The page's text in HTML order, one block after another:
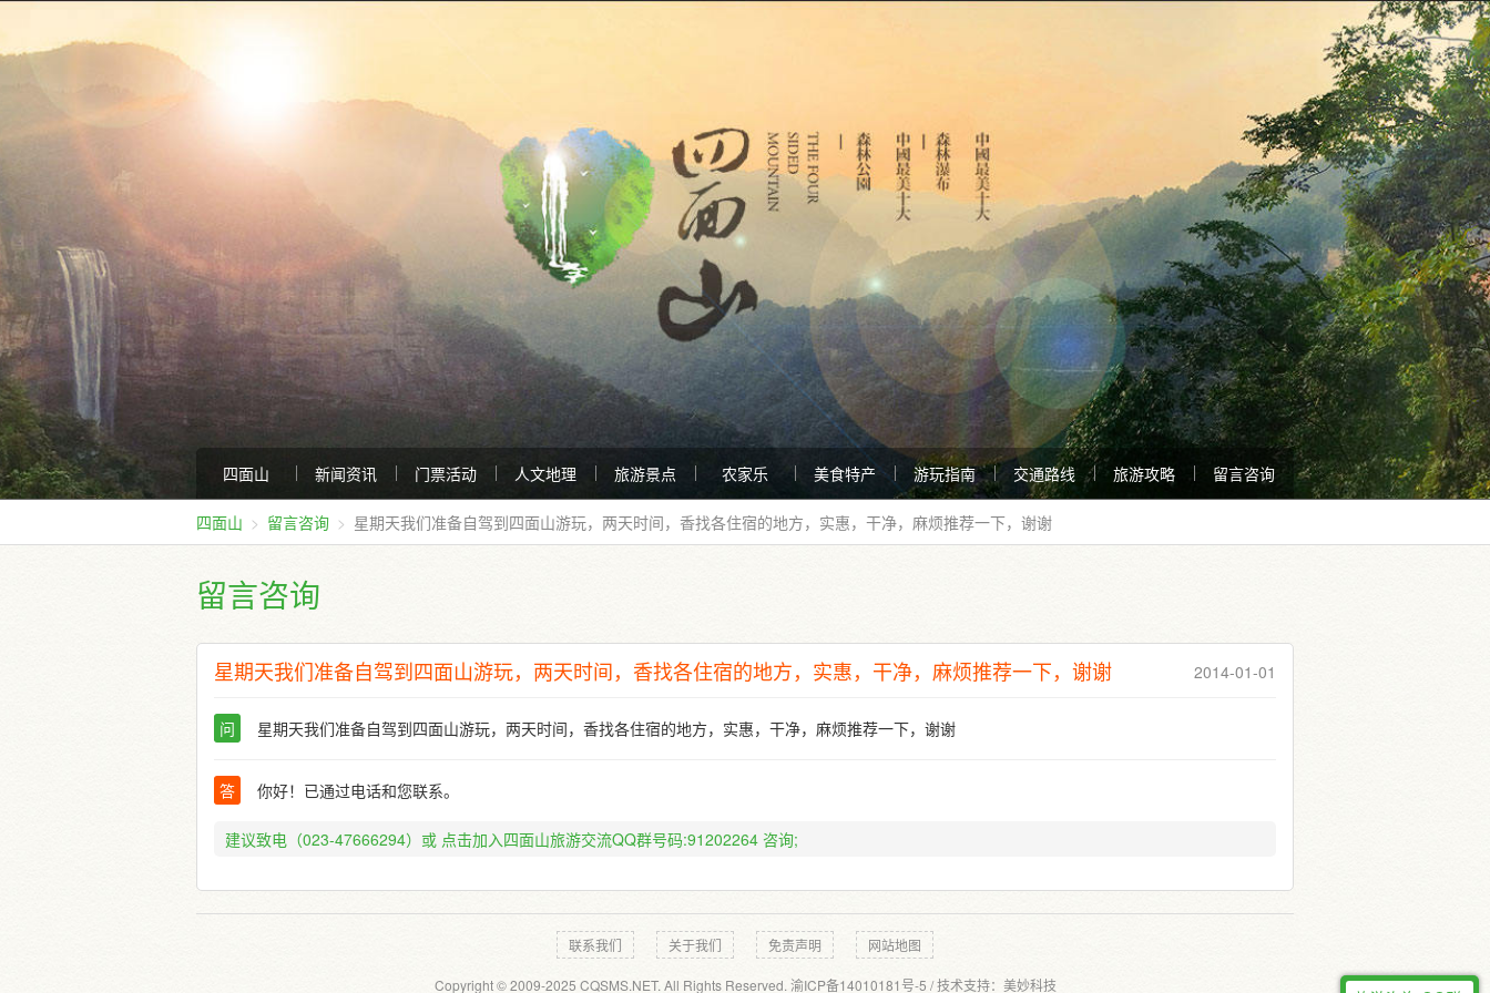
四面山 新闻资讯 门票活动 人文地理 旅游景点 农家乐 美食特产 游玩指南 交通路线 旅游攻略 留言咨询
四面山 留言咨询 星期天我们准备自驾到四面山游玩，两天时间，香找各住宿的地方，实惠，干净，麻烦推荐一下，谢谢
留言咨询
星期天我们准备自驾到四面山游玩，两天时间，香找各住宿的地方，实惠，干净，麻烦推荐一下，谢谢 2014-01-01
问 星期天我们准备自驾到四面山游玩，两天时间，香找各住宿的地方，实惠，干净，麻烦推荐一下，谢谢
答 你好！已通过电话和您联系。
建议致电（023-47666294）或 点击加入四面山旅游交流QQ群号码:91202264 咨询;
联系我们 关于我们 免责声明 网站地图
Copyright © 2009-2025 CQSMS.NET. All Rights Reserved. 渝ICP备14010181号-5 / 技术支持： 美妙科技